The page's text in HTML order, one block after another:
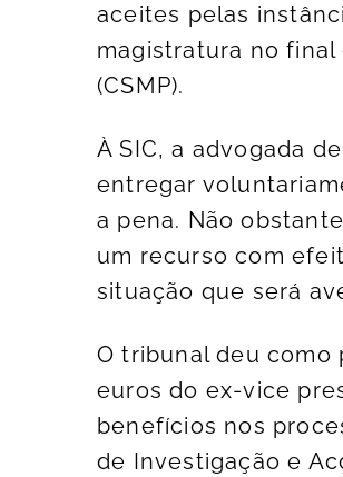
aceites pelas
magistratura no final
(CSMP).
À SIC, a advogada
entregar
a pena. Não
um recurso com
situação que será
O tribunal deu como
euros do ex-vice
benefícios nos
de Investigação e